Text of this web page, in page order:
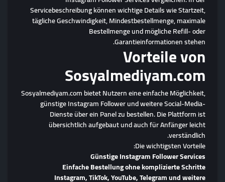
Servicebeschreibung können wichtige Details wie Startzeit,
tägliche Geschwindigkeit, Mindestbestellmenge, maximale
Bestellmenge und mögliche Refill- oder
Garantieinformationen stehen.
Vorteile von
Sosyalmediyam.com
Sosyalmediyam.com bietet Nutzern eine einfache Möglichkeit,
günstige Instagram Follower und weitere Social-Media-
Dienste über ein Panel zu bestellen. Die Plattform ist
übersichtlich aufgebaut und auch für Anfänger leicht
verständlich.
Die wichtigsten Vorteile:
Günstige Instagram Follower Services
Einfache Bestellung ohne komplizierte Schritte
Instagram, TikTok, YouTube, Telegram und weitere